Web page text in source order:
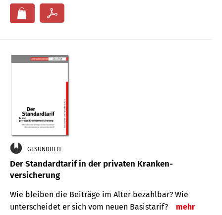
GESUNDHEIT
Der Standard­tarif in der privaten Kranken­
versicherung
Wie bleiben die Beiträge im Alter bezahlbar? Wie
unterscheidet er sich vom neuen Basistarif?
mehr